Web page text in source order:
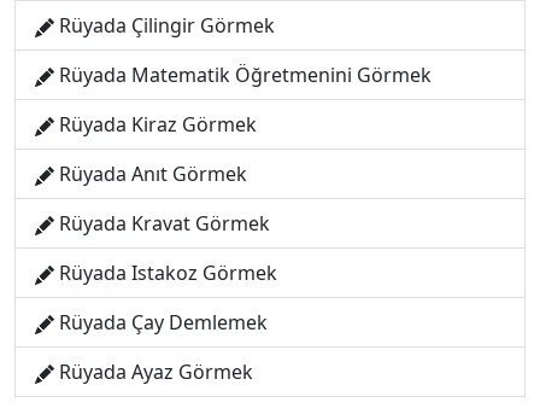
Rüyada Çilingir Görmek
Rüyada Matematik Öğretmenini Görmek
Rüyada Kiraz Görmek
Rüyada Anıt Görmek
Rüyada Kravat Görmek
Rüyada Istakoz Görmek
Rüyada Çay Demlemek
Rüyada Ayaz Görmek